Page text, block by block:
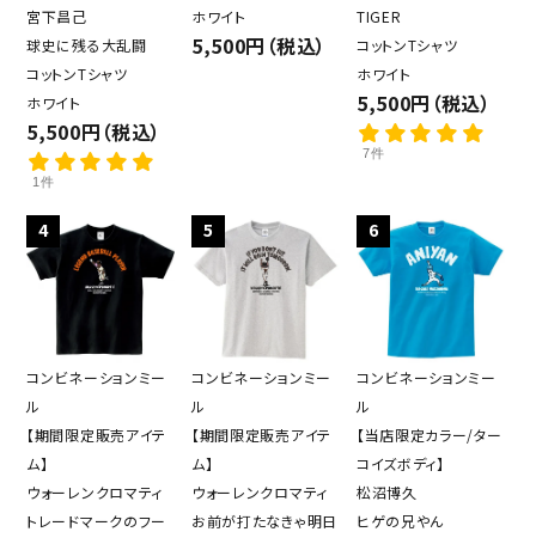
宮下昌己
球史に残る大乱闘
コットンTシャツ
ホワイト
5,500円（税込）
1件
ホワイト
5,500円（税込）
TIGER
コットンTシャツ
ホワイト
5,500円（税込）
7件
4
コンビネーションミー
ル
【期間限定販売アイテ
ム】
ウォーレンクロマティ
トレードマークのフー
5
コンビネーションミー
ル
【期間限定販売アイテ
ム】
ウォーレンクロマティ
お前が打たなきゃ明日
6
コンビネーションミー
ル
【当店限定カラー/ター
コイズボディ】
松沼博久
ヒゲの兄やん